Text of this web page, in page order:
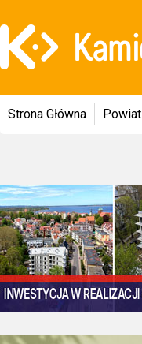
Strona Główna Powiat